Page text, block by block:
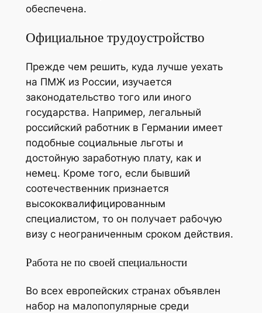
обеспечена.
Официальное трудоустройство
Прежде чем решить, куда лучше уехать
на ПМЖ из России, изучается
законодательство того или иного
государства. Например, легальный
российский работник в Германии имеет
подобные социальные льготы и
достойную заработную плату, как и
немец. Кроме того, если бывший
соотечественник признается
высококвалифицированным
специалистом, то он получает рабочую
визу с неограниченным сроком действия.
Работа не по своей специальности
Во всех европейских странах объявлен
набор на малопопулярные среди